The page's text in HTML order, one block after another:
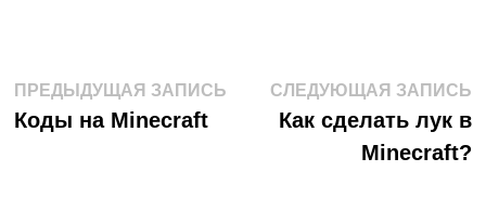
Навигация
по
ПРЕДЫДУЩАЯ ЗАПИСЬ Предыдущая
запись:
Коды на Minecraft
СЛЕДУЮЩАЯ ЗАПИСЬ
Как сделать лук в
Minecraft?